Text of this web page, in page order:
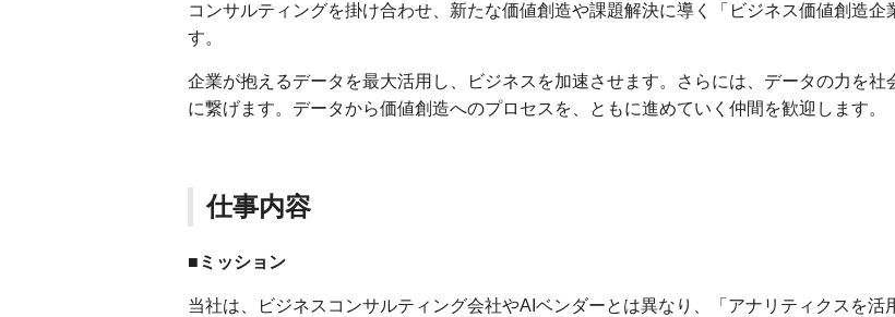
コンサルティングを掛け合わせ、新たな価値創造や課題解決に導く「ビジネス価値創造企
す。
企業が抱えるデータを最大活用し、ビジネスを加速させます。さらには、データの力を社
に繋げます。データから価値創造へのプロセスを、ともに進めていく仲間を歓迎します。
仕事内容
■ミッション
当社は、ビジネスコンサルティング会社やAIベンダーとは異なり、「アナリティクスを活